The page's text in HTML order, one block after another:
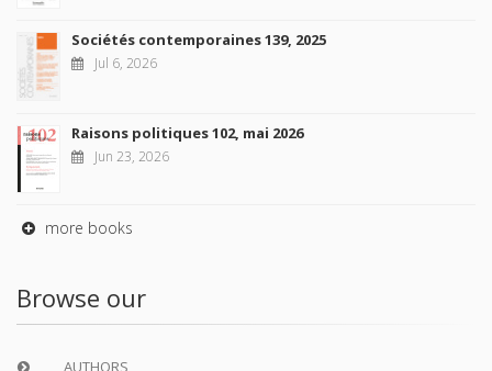
Sociétés contemporaines 139, 2025
Jul 6, 2026
Raisons politiques 102, mai 2026
Jun 23, 2026
more books
Browse our
AUTHORS